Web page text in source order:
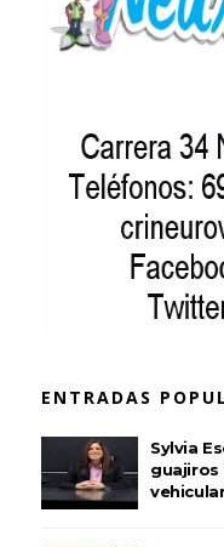
ENTRADAS
Sylvia
guajiros